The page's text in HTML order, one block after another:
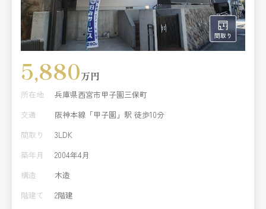
5,880万円
所在地
兵庫県西宮市甲子園三保町
交通
阪神本線「甲子園」駅 徒歩10分
間取り
3LDK
築年月
2004年4月
構造
木造
階建て
2階建